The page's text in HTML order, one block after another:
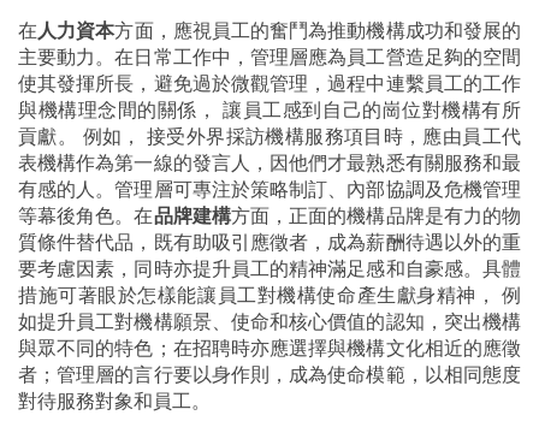
在人力資本方面，應視員工的奮鬥為推動機構成功和發展的
主要動力。在日常工作中，管理層應為員工營造足夠的空間
使其發揮所長，避免過於微觀管理，過程中連繫員工的工作
與機構理念間的關係， 讓員工感到自己的崗位對機構有所
貢獻。 例如， 接受外界採訪機構服務項目時，應由員工代
表機構作為第一線的發言人，因他們才最熟悉有關服務和最
有感的人。管理層可專注於策略制訂、內部協調及危機管理
等幕後角色。在品牌建構方面，正面的機構品牌是有力的物
質條件替代品，既有助吸引應徵者，成為薪酬待遇以外的重
要考慮因素，同時亦提升員工的精神滿足感和自豪感。具體
措施可著眼於怎樣能讓員工對機構使命產生獻身精神， 例
如提升員工對機構願景、使命和核心價值的認知，突出機構
與眾不同的特色；在招聘時亦應選擇與機構文化相近的應徵
者；管理層的言行要以身作則，成為使命模範，以相同態度
對待服務對象和員工。